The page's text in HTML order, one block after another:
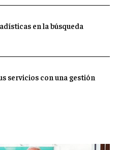
en la búsqueda
servicios con una gestión